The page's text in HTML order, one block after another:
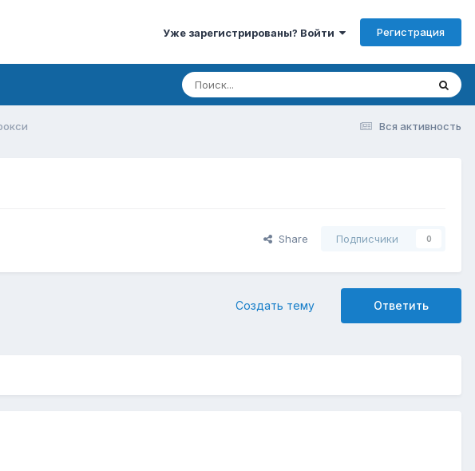
Уже зарегистрированы? Войти Регистрация
Вся активность
Share Подписчики 0
Ответить
Создать тему